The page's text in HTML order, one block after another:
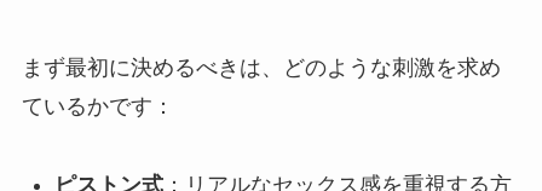
まず最初に決めるべきは、どのような刺激を求め
ているかです：
ピストン式：リアルなセックス感を重視する方